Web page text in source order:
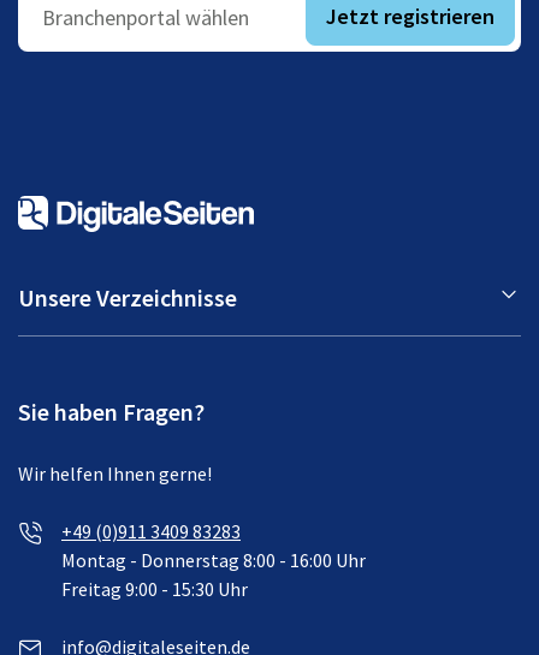
Branchenportal wählen Jetzt registrieren
Unsere Verzeichnisse
Sie haben Fragen?
Wir helfen Ihnen gerne!
+49 (0)911 3409 83283
Montag - Donnerstag 8:00 - 16:00 Uhr
Freitag 9:00 - 15:30 Uhr
info@digitaleseiten.de